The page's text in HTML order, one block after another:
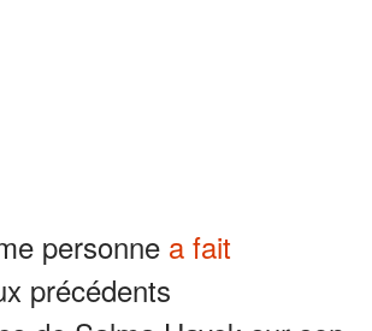
personne a fait
précédents